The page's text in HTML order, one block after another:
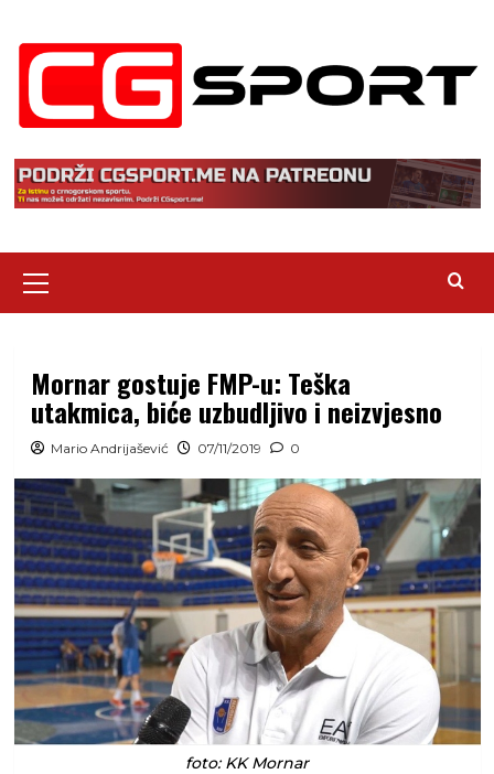
content
Menu
Mornar gostuje FMP-u: Teška
utakmica, biće uzbudljivo i neizvjesno
Mario Andrijašević 07/11/2019 0
foto: KK Mornar